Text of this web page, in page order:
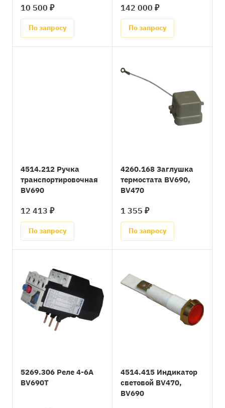
10 500 ₽
По запросу
142 000 ₽
По запросу
4514.212 Ручка
транспортировочная
BV690
12 413 ₽
По запросу
4260.168 Заглушка
термостата BV690,
BV470
1 355 ₽
По запросу
5269.306 Реле 4-6А
BV690T
4514.415 Индикатор
световой BV470,
BV690